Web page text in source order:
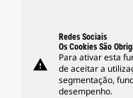
warning
Redes Sociais
Os Cookies São
Para ativar esta
de aceitar a
segmentação,
desempenho.